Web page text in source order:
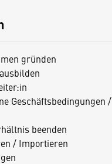
gründen
Geschäftsbedingungen /
beenden
/ Importieren